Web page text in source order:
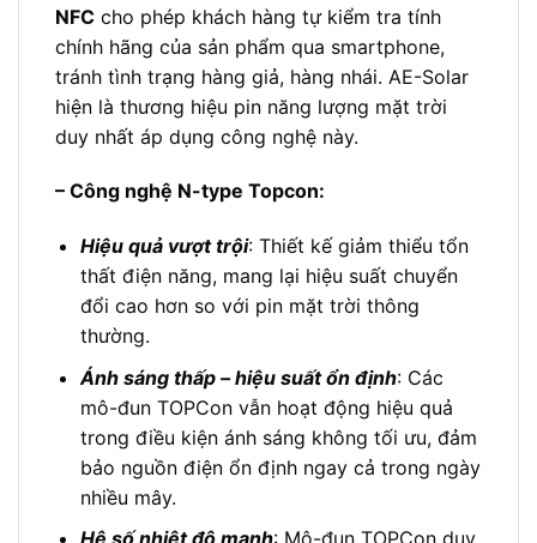
NFC cho phép khách hàng tự kiểm tra tính
chính hãng của sản phẩm qua smartphone,
tránh tình trạng hàng giả, hàng nhái. AE-Solar
hiện là thương hiệu pin năng lượng mặt trời
duy nhất áp dụng công nghệ này.
– Công nghệ N-type Topcon:
Hiệu quả vượt trội: Thiết kế giảm thiểu tổn
thất điện năng, mang lại hiệu suất chuyển
đổi cao hơn so với pin mặt trời thông
thường.
Ánh sáng thấp – hiệu suất ổn định: Các
mô-đun TOPCon vẫn hoạt động hiệu quả
trong điều kiện ánh sáng không tối ưu, đảm
bảo nguồn điện ổn định ngay cả trong ngày
nhiều mây.